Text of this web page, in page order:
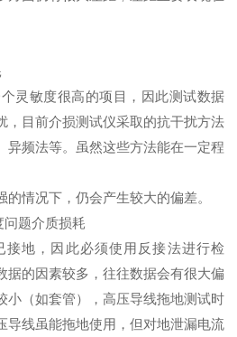
灵敏度很高的项目，因此测试数据
，目前介损测试仪采取的抗干扰方法
异频法等。虽然这些方法能在一定程
情况下，仍会产生较大的偏差。
问题介质损耗
接地，因此必须使用反接法进行检
据的因素较多，往往数据会有很大偏
小（如套管），高压导线拖地测试时
导线虽能拖地使用，但对地泄漏电流